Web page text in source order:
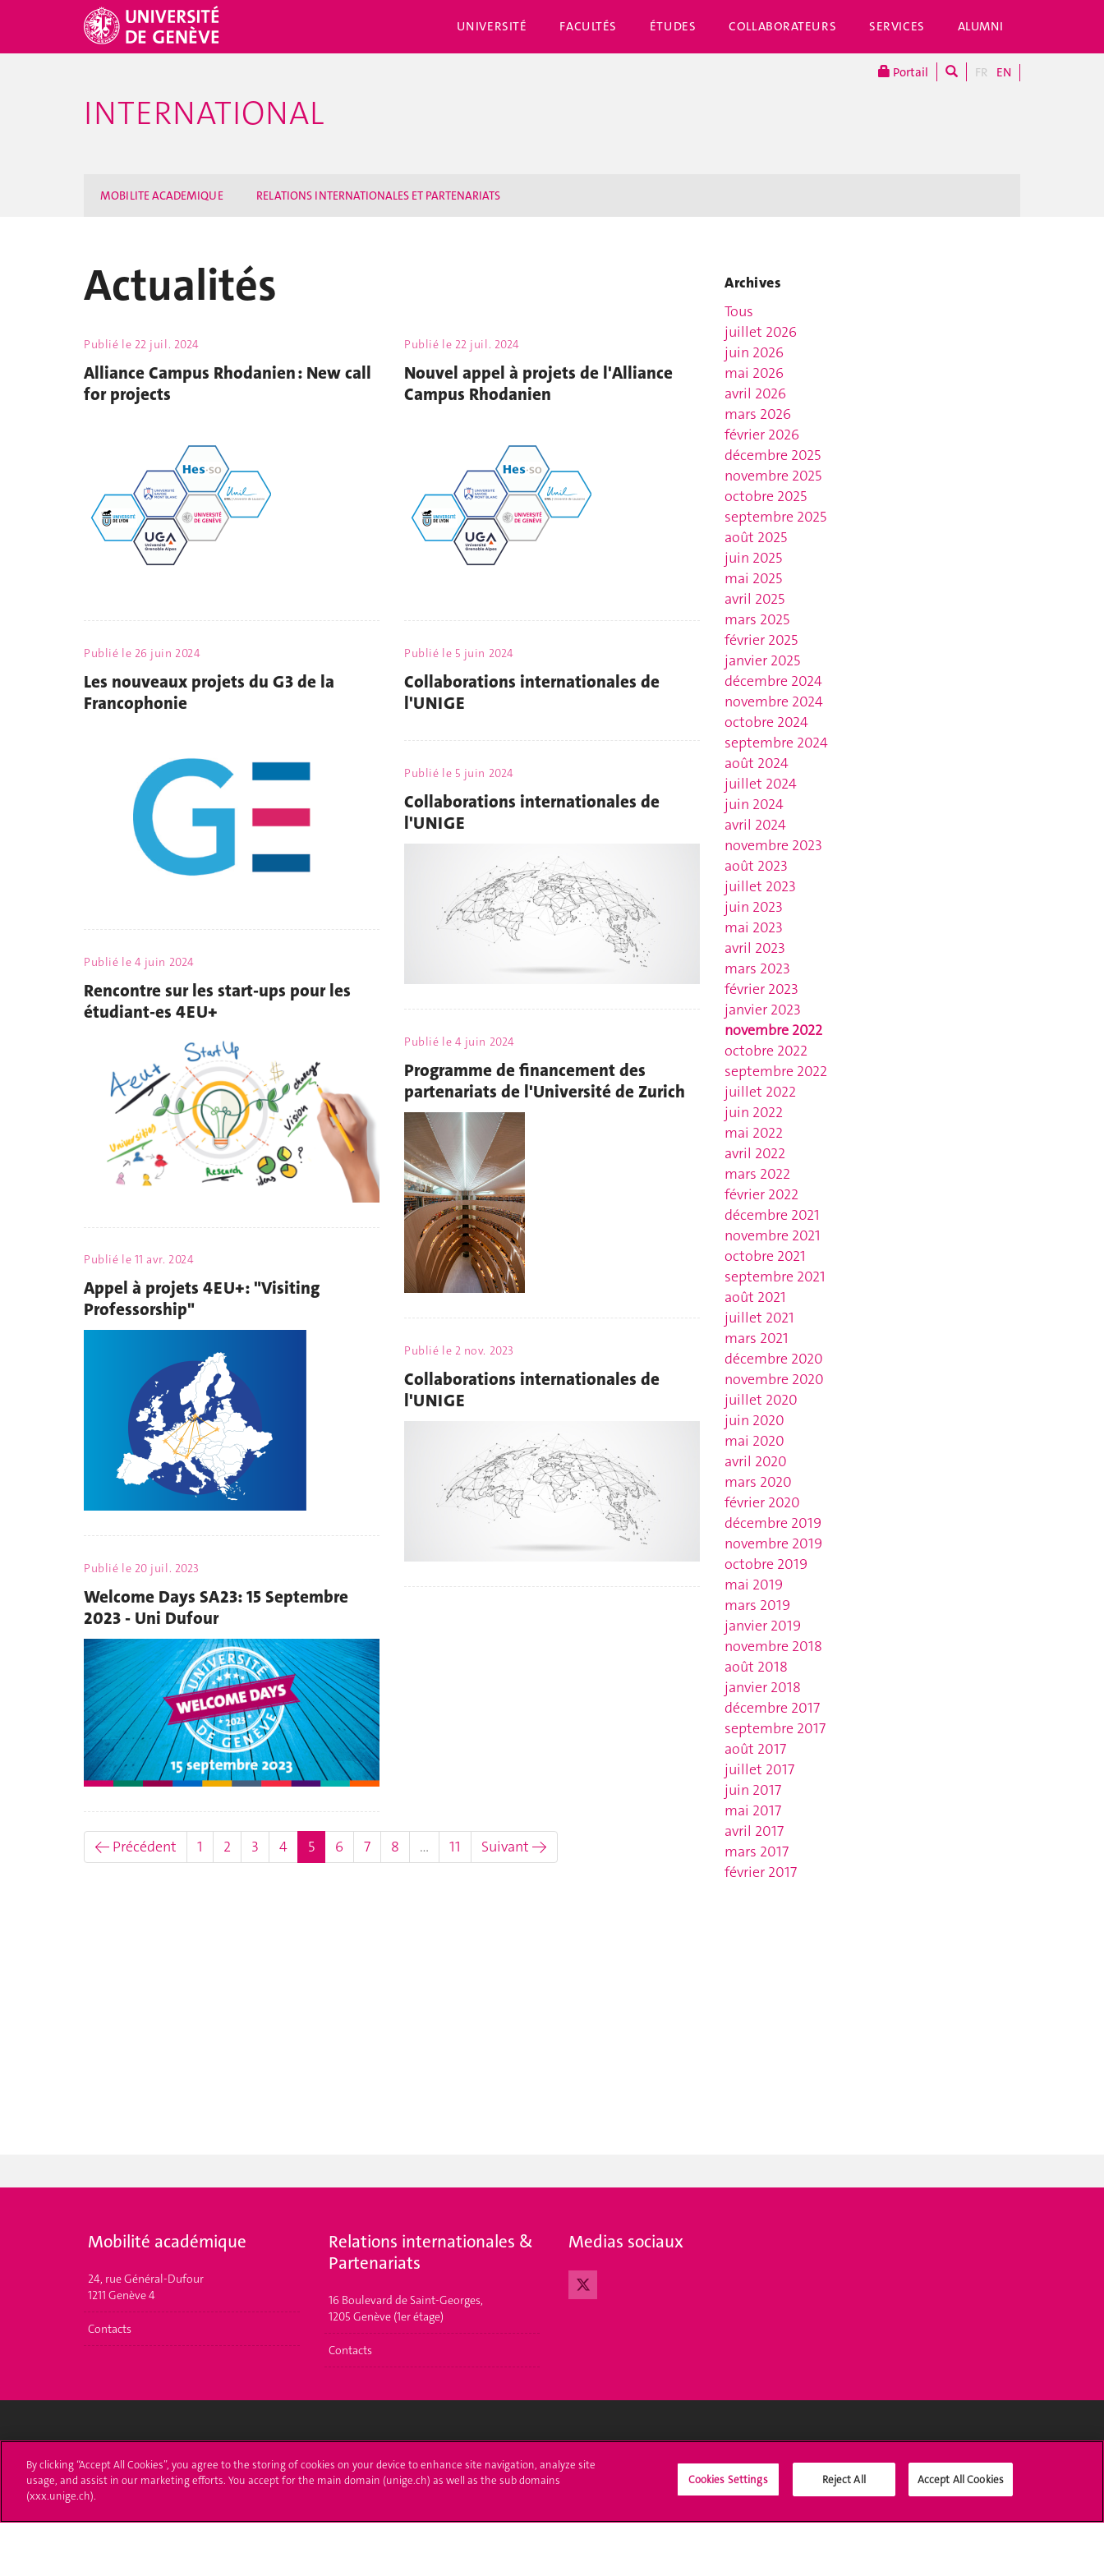
UNIVERSITÉ FACULTÉS ÉTUDES COLLABORATEURS SERVICES ALUMNI
Portail FR EN
INTERNATIONAL
MOBILITE ACADEMIQUE RELATIONS INTERNATIONALES ET PARTENARIATS
Actualités
Publié le 22 juil. 2024
Alliance Campus Rhodanien : New call
for projects
Publié le 22 juil. 2024
Nouvel appel à projets de l'Alliance
Campus Rhodanien
Publié le 26 juin 2024
Les nouveaux projets du G3 de la
Francophonie
Publié le 5 juin 2024
Collaborations internationales de
l'UNIGE
Publié le 5 juin 2024
Collaborations internationales de
l'UNIGE
Publié le 4 juin 2024
Rencontre sur les start-ups pour les
étudiant-es 4EU+
Publié le 4 juin 2024
Programme de financement des
partenariats de l'Université de Zurich
Publié le 11 avr. 2024
Appel à projets 4EU+: "Visiting
Professorship"
Publié le 2 nov. 2023
Collaborations internationales de
l'UNIGE
Publié le 20 juil. 2023
Welcome Days SA23: 15 Septembre
2023 - Uni Dufour
← Précédent 1 2 3 4 5(actuel)
6 7 8 … 11 Suivant →
Archives
Tous
juillet 2026
juin 2026
mai 2026
avril 2026
mars 2026
février 2026
décembre 2025
novembre 2025
octobre 2025
septembre 2025
août 2025
juin 2025
mai 2025
avril 2025
mars 2025
février 2025
janvier 2025
décembre 2024
novembre 2024
octobre 2024
septembre 2024
août 2024
juillet 2024
juin 2024
avril 2024
novembre 2023
août 2023
juillet 2023
juin 2023
mai 2023
avril 2023
mars 2023
février 2023
janvier 2023
novembre 2022
octobre 2022
septembre 2022
juillet 2022
juin 2022
mai 2022
avril 2022
mars 2022
février 2022
décembre 2021
novembre 2021
octobre 2021
septembre 2021
août 2021
juillet 2021
mars 2021
décembre 2020
novembre 2020
juillet 2020
juin 2020
mai 2020
avril 2020
mars 2020
février 2020
décembre 2019
novembre 2019
octobre 2019
mai 2019
mars 2019
janvier 2019
novembre 2018
août 2018
janvier 2018
décembre 2017
septembre 2017
août 2017
juillet 2017
juin 2017
mai 2017
avril 2017
mars 2017
février 2017
Mobilité académique
24, rue Général-Dufour
1211 Genève 4
Contacts
Relations internationales &
Partenariats
16 Boulevard de Saint-Georges,
1205 Genève (1er étage)
Contacts
Medias sociaux
24 rue du Général-Dufour
T. +41 (0)22 379 71 11
Immatriculations
Démarches administratives Médias
By clicking “Accept All Cookies”, you agree to the storing of cookies on your device to enhance site navigation, analyze site
usage, and assist in our marketing efforts. You accept for the main domain (unige.ch) as well as the sub domains
(xxx.unige.ch).
Cookies Settings Reject All Accept All Cookies